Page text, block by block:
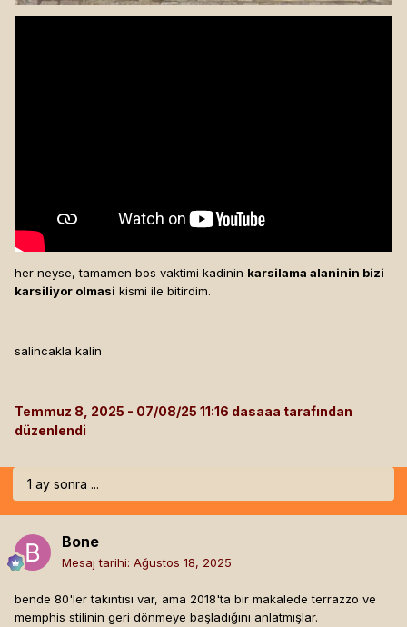
her neyse, tamamen bos vaktimi kadinin karsilama alaninin bizi
karsiliyor olmasi kismi ile bitirdim.
salincakla kalin
Temmuz 8, 2025
dasaaa tarafından
düzenlendi
1 ay sonra ...
Bone
Mesaj tarihi: Ağustos 18, 2025
bende 80'ler takıntısı var, ama 2018'ta bir makalede terrazzo ve
memphis stilinin geri dönmeye başladığını anlatmışlar.